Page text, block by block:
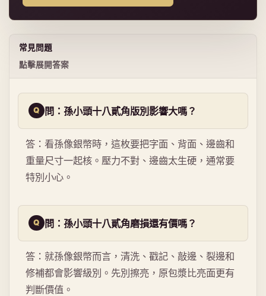
常見問題
點擊展開答案
問：孫小頭十八貳角版別影響大嗎？
答：看孫像銀幣時，這枚要把字面、背面、邊齒和
重量尺寸一起核。壓力不對、邊齒太生硬，通常要
特別小心。
問：孫小頭十八貳角磨損還有價嗎？
答：就孫像銀幣而言，清洗、戳記、敲邊、裂邊和
修補都會影響級別。先別擦亮，原包漿比亮面更有
判斷價值。